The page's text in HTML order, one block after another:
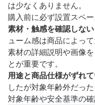
は少なくありません。
購入前に必ず設置スペー
素材・触感を確認しな
ューム感は商品によって
素材の詳細説明や画像
とが重要です。
用途と商品仕様がずれ
したが対象年齢外だっ
対象年齢や安全基準の